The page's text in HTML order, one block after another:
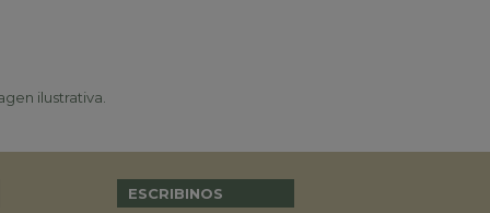
ilustrativa.
ESCRIBINOS